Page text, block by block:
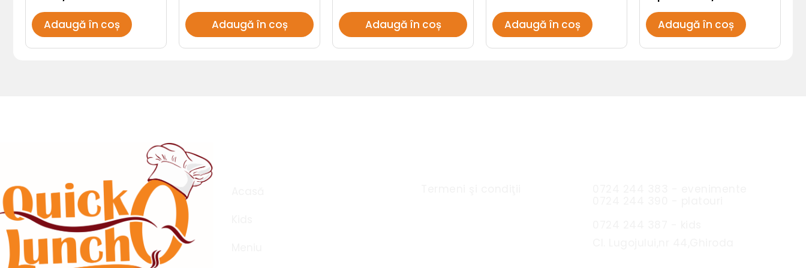
Adaugă în coș Adaugă în coș Adaugă în coș Adaugă în coș Adaugă în coș